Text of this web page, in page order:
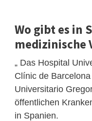
Wo gibt es in
medizinische
„ Das Hospital
Clínic de
Universitario
öffentlichen
in Spanien.